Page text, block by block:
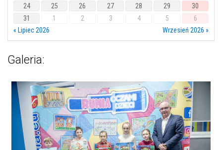
24
25 26 27 28 29
30
31
1 2 3 4 5
6
« Lipiec 2026
Wrzesień 2026 »
Galeria: